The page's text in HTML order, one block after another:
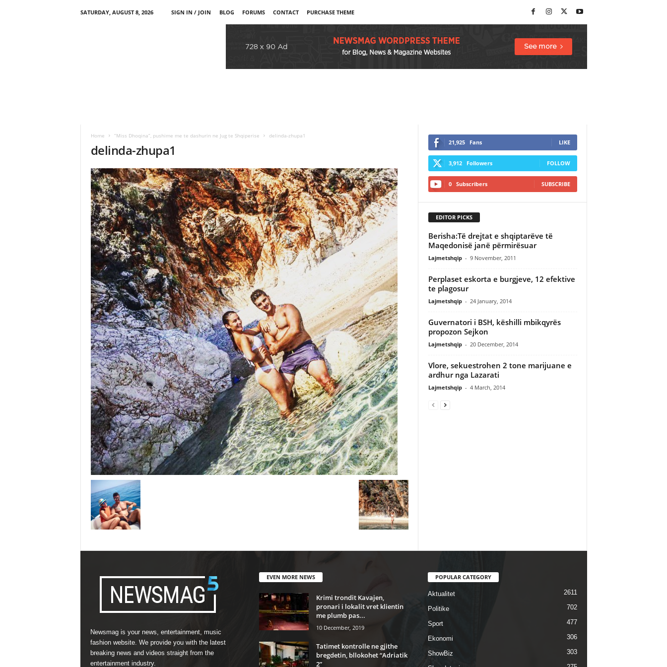
SATURDAY, AUGUST 8, 2026 SIGN IN / JOIN BLOG FORUMS CONTACT PURCHASE THEME
Home “Miss Dhoqina”, pushime me te dashurin ne Jug te Shqiperise delinda-zhupa1
delinda-zhupa1 21,925 Fans LIKE
3,912 Followers FOLLOW
0 Subscribers SUBSCRIBE
EDITOR PICKS
Berisha:Të drejtat e shqiptarëve të
Maqedonisë janë përmirësuar
Lajmetshqip - 9 November, 2011
Perplaset eskorta e burgjeve, 12 efektive
te plagosur
Lajmetshqip - 24 January, 2014
Guvernatori i BSH, këshilli mbikqyrës
propozon Sejkon
Lajmetshqip - 20 December, 2014
Vlore, sekuestrohen 2 tone marijuane e
ardhur nga Lazarati
Lajmetshqip - 4 March, 2014
Newsmag is your news, entertainment, music
fashion website. We provide you with the latest
breaking news and videos straight from the
entertainment industry.
EVEN MORE NEWS
Krimi trondit Kavajen,
pronari i lokalit vret klientin
me plumb pas...
10 December, 2019
Tatimet kontrolle ne gjithe
bregdetin, bllokohet “Adriatik
2”
POPULAR CATEGORY
Aktualitet 2611
Politike 702
Sport 477
Ekonomi 306
ShowBiz 303